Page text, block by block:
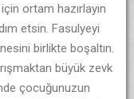
ortam hazırlayın
etsin. Fasulyeyi
birlikte boşaltın.
büyük zevk
çocuğunuzun